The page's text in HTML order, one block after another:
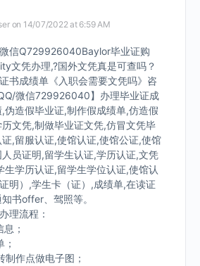
on 14/07/2022 at 6:59 AM
微信Q729926040Baylor毕业证购
文凭办理,?国外文凭真是可查吗？
书成绩单《入职会需要文凭吗》咨
微信729926040】办理毕业证成
伪造假毕业证,制作假成绩单,仿造假
文凭,制做毕业证文凭,仿冒文凭毕
,留服认证,使馆认证,使馆公证,使馆
员证明,留学生认证,学历认证,文凭
生学历认证,留学生学位认证,使馆认
明）,学生卡（证）,成绩单,在读证
书offer、驾照等。
理流程：
；
作点做电子图；